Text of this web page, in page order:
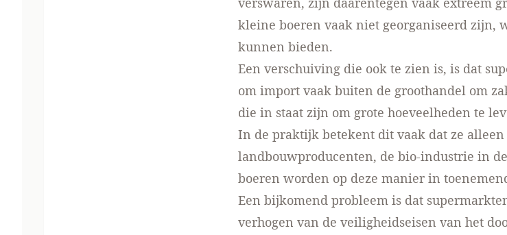
kleine boeren vaak niet georganiseerd zijn,
kunnen bieden.
Een verschuiving die ook te zien is, is dat
om import vaak buiten de groothandel om
die in staat zijn om grote hoeveelheden te
In de praktijk betekent dit vaak dat ze
landbouwproducenten, de bio-industrie in
boeren worden op deze manier in
Een bijkomend probleem is dat
verhogen van de veiligheidseisen van het